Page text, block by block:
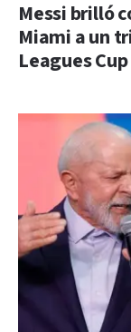
Messi brilló
Miami a un
Leagues Cup